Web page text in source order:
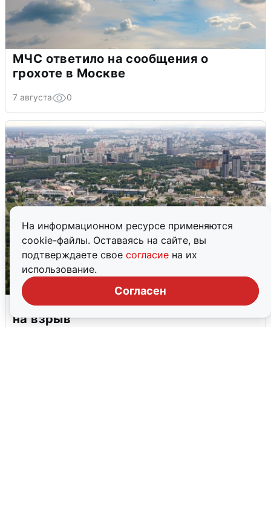
На информационном ресурсе применяются
cookie-файлы. Оставаясь на сайте, вы
подтверждаете свое согласие на их
использование.
Согласен
МЧС ответило на сообщения о
грохоте в Москве
7 августа 0
Москвичи услышали грохот, похожий
на взрыв